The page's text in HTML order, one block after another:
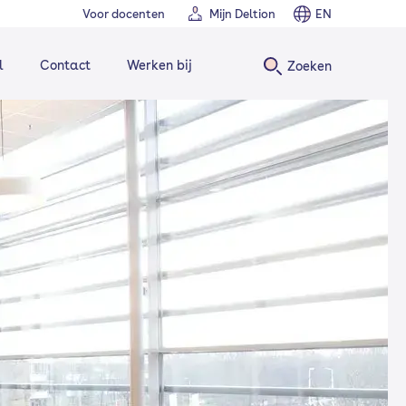
Voor docenten Mijn Deltion EN
Contact Werken bij Zoeken